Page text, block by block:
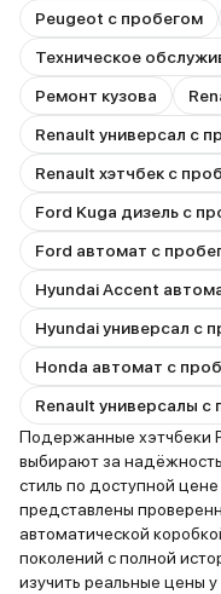
Peugeot с пробегом
Техническое
Ремонт кузова
Renault универсал с
Renault хэтчбек с
Ford Kuga дизель с
Ford автомат с
Hyundai Accent
Hyundai универсал с
Honda автомат с
Renault универсалы с
Подержанные хэтчбеки
выбирают за
стиль по доступной
представлены
автоматической
поколений с полной
изучить реальные цены